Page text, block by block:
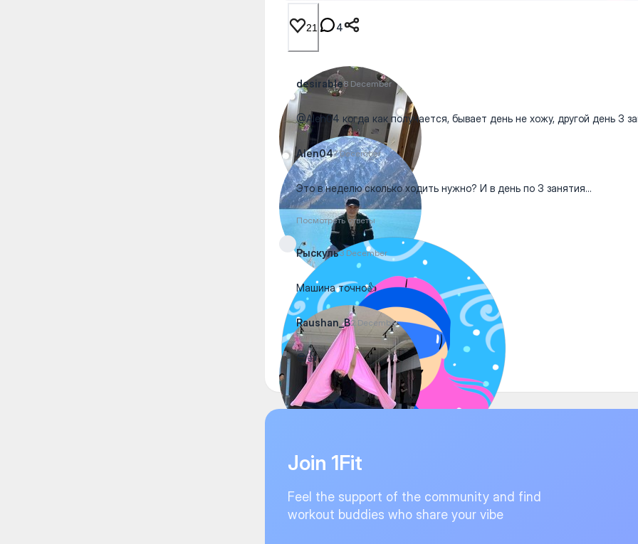
21 4
desirable8 December
@Alen04 когда как получается, бывает день не хожу, другой день 3
Alen047 December
Это в неделю сколько ходить нужно? И в день по 3 занятия...
Посмотреть ответы
Рыскуль3 December
Машина точно👍
Raushan_B2 December
😎👍
Join 1Fit
Feel the support of the community and find
workout buddies who share your vibe